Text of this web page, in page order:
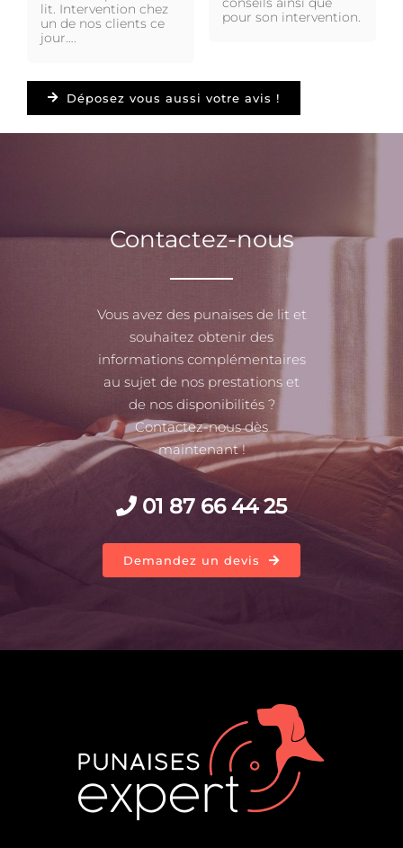
lit. Intervention chez
un de nos clients ce
jour….
pour son intervention.
Déposez vous aussi votre avis !
Contactez-nous
Vous avez des punaises de lit et
souhaitez obtenir des
informations complémentaires
au sujet de nos prestations et
de nos disponibilités ?
Contactez-nous dès
maintenant !
01 87 66 44 25
Demandez un devis